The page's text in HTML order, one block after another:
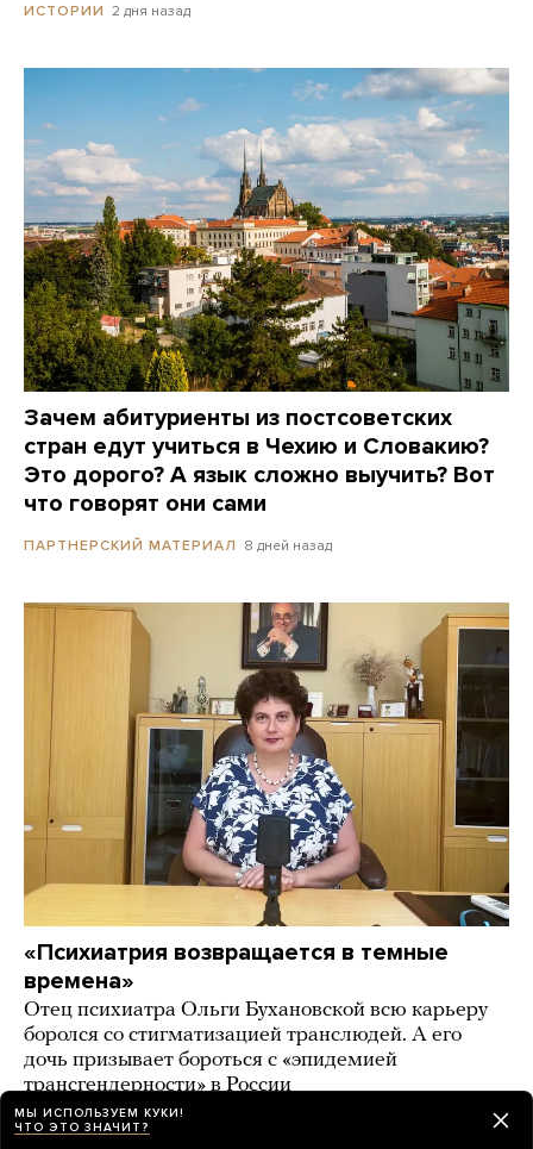
ИСТОРИИ 2 дня назад
Зачем абитуриенты из постсоветских
стран едут учиться в Чехию и Словакию?
Это дорого? А язык сложно выучить? Вот
что говорят они сами
ПАРТНЕРСКИЙ МАТЕРИАЛ 8 дней назад
«Психиатрия возвращается в темные
времена»
Отец психиатра Ольги Бухановской всю карьеру
боролся со стигматизацией транслюдей. А его
дочь призывает бороться с «эпидемией
трансгендерности» в России
ИСТОРИИ 2 дня назад
МЫ ИСПОЛЬЗУЕМ КУКИ!
ЧТО ЭТО ЗНАЧИТ?